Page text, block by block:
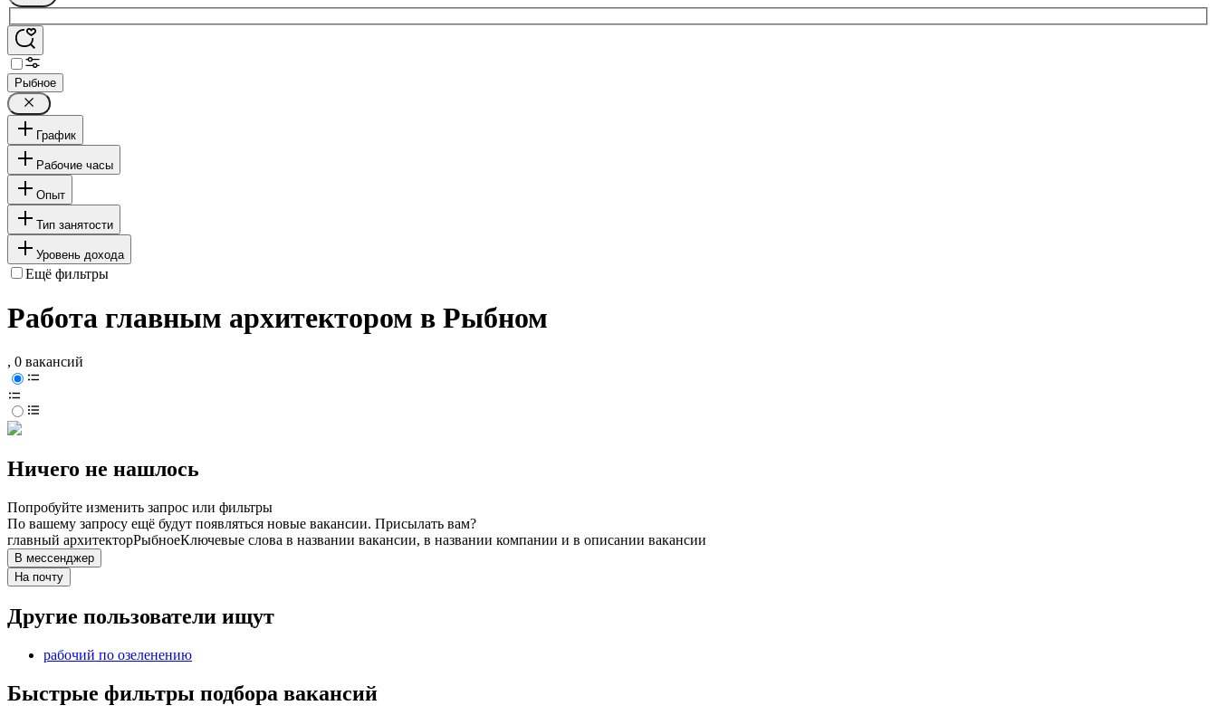
Рыбное
График
Рабочие часы
Опыт
Тип занятости
Уровень дохода
Ещё фильтры
Работа главным архитектором в Рыбном
, 0 вакансий
Ничего не нашлось
Попробуйте изменить запрос или фильтры
По вашему запросу ещё будут появляться новые вакансии. Присылать вам?
главный архитекторРыбноеКлючевые слова в названии вакансии, в названии компании и в описании вакансии
В мессенджер
На почту
Другие пользователи ищут
рабочий по озеленению
Быстрые фильтры подбора вакансий